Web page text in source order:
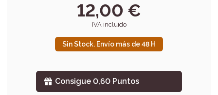
12,00 €
IVA incluido
Sin Stock. Envío más de 48 H
Consigue 0,60 Puntos